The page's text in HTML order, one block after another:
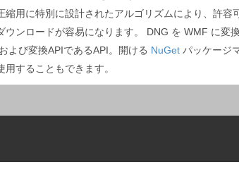
用に特別に設計されたアルゴリズムにより、許
ンロードが容易になります。 DNG を WMF に変
よび変換APIであるAPI。開ける NuGet パッケージ
することもできます。